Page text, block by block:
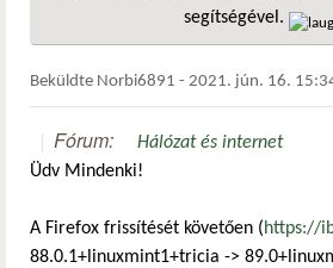
segítségével.
Beküldte Norbi6891 - 2021. jún. 16.
Fórum:
Hálózat és internet
Üdv Mindenki!
A Firefox frissítését követően (https://
88.0.1+linuxmint1+tricia ->